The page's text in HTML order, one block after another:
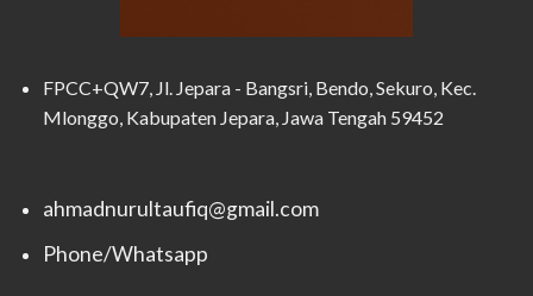
FPCC+QW7, Jl. Jepara - Bangsri, Bendo, Sekuro, Kec.
Mlonggo, Kabupaten Jepara, Jawa Tengah 59452
ahmadnurultaufiq@gmail.com
Phone/Whatsapp